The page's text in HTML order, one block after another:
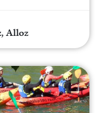
Alloz
en el río Arga